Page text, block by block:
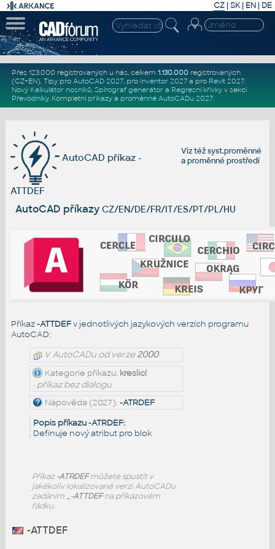
CZ | SK| EN | DE
Přes 123.000 registrovaných u nás, celkem 1.130.000registrovaných
(CZ+EN). Tipy pro AutoCAD 2027, pro Inventor 2027a pro Revit 2027.
Nový Kalkulátor nosníků, Spirograf generátor a Regresní křivkyv sekci
Převodníky. Kompletní příkazya proměnné AutoCADu 2027.
Viz téžsyst.proměnné
aproměnné prostředí
AutoCAD příkaz -
ATTDEF
AutoCAD příkazy CZ/EN/DE/FR/IT/ES/PT/PL/HU
Příkaz-ATTDEFv jednotlivých jazykových verzích programu
AutoCAD:
V AutoCADu od verze2000
Kategorie příkazu: kreslicí
• příkaz bez dialogu
Nápověda (2027): -ATRDEF
Popis příkazu -ATRDEF:
Definuje nový atribut pro blok
Příkaz-ATRDEFmůžete spustit v
jakékoliv lokalizované verzi AutoCADu
zadáním _-ATTDEFna příkazovém
řádku.
-ATTDEF